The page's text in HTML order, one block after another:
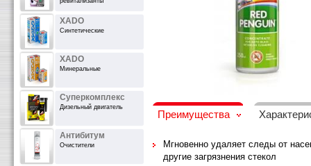
XADO
Синтетические
XADO
Минеральные
Суперкомплекс
Дизельный двигатель
Антибитум
Очистители
Преимущества
Мгновенно удаляет следы от
другие загрязнения стекол